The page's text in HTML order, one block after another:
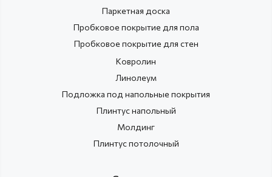
Паркетная доска
Пробковое покрытие для пола
Пробковое покрытие для стен
Ковролин
Линолеум
Подложка под напольные покрытия
Плинтус напольный
Молдинг
Плинтус потолочный